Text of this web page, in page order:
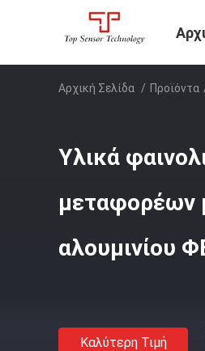
Αρχική Σελίδα / Προϊόντα
Υλικά
μεταφορέων
αλουμινίου
Καλύτερη Τιμή